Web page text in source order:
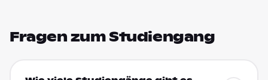
Fragen zum Studiengang